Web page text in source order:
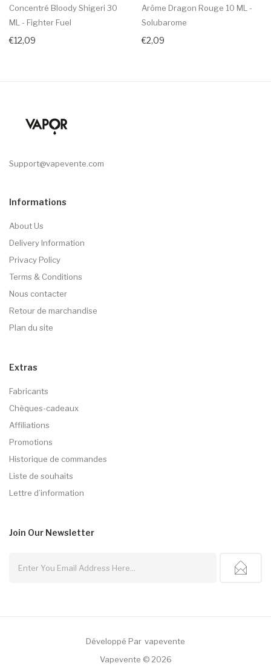
Concentré Bloody Shigeri 30
ML - Fighter Fuel
€12,09
Arôme Dragon Rouge 10 ML -
Solubarome
€2,09
Support@vapevente.com
Informations
About Us
Delivery Information
Privacy Policy
Terms & Conditions
Nous contacter
Retour de marchandise
Plan du site
Extras
Fabricants
Chèques-cadeaux
Affiliations
Promotions
Historique de commandes
Liste de souhaits
Lettre d’information
Join Our Newsletter
Développé Par Vapevente
Vapevente © 2026